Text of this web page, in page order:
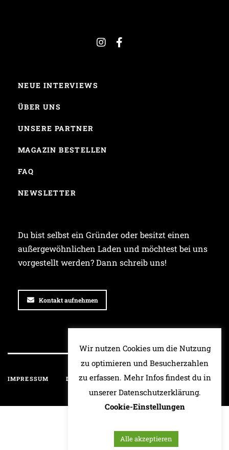
NEUE INTERVIEWS
ÜBER UNS
UNSERE PARTNER
MAGAZIN BESTELLEN
FAQ
NEWSLETTER
Du bist selbst ein Gründer oder besitzt einen
außergewöhnlichen Laden und möchtest bei uns
vorgestellt werden? Dann schreib uns!
Kontakt aufnehmen
IMPRESSUM DATENSCHUTZ HAFTUNGSAUSSCHLUSS
Wir nutzen Cookies um die Nutzung
zu optimieren und Besucherzahlen
zu erfassen. Mehr Infos findest du in
unserer Datenschutzerklärung.
Cookie-Einstellungen
Alle akzeptieren